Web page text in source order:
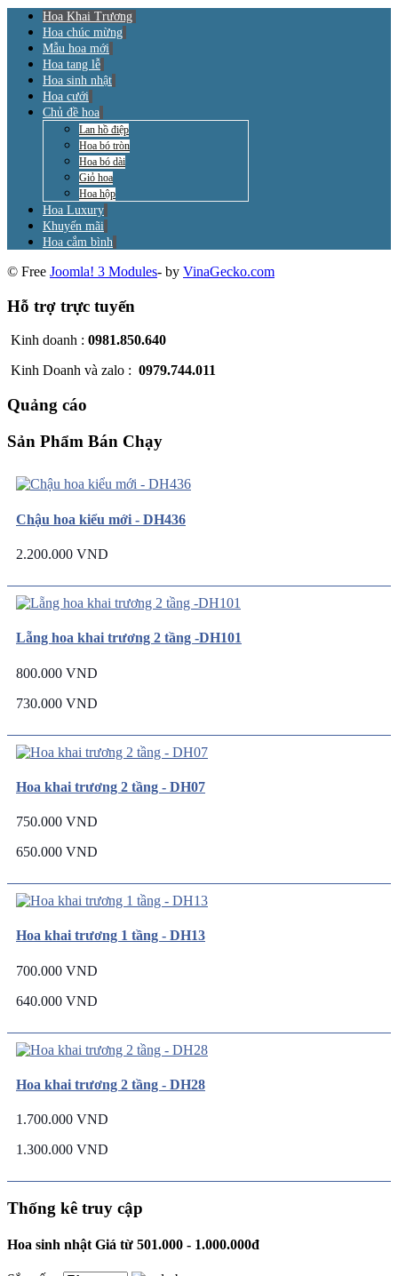
Hoa Khai Trương
Hoa chúc mừng
Mẫu hoa mới
Hoa tang lễ
Hoa sinh nhật
Hoa cưới
Chủ đề hoa
Lan hồ điệp
Hoa bó tròn
Hoa bó dài
Giỏ hoa
Hoa hộp
Hoa Luxury
Khuyến mãi
Hoa cắm bình
© Free Joomla! 3 Modules- by VinaGecko.com
Hỗ trợ trực tuyến
Kinh doanh : 0981.850.640
Kinh Doanh và zalo : 0979.744.011
Quảng cáo
Sản Phẩm Bán Chạy
Chậu hoa kiểu mới - DH436
2.200.000 VND
Lẵng hoa khai trương 2 tầng -DH101
800.000 VND
730.000 VND
Hoa khai trương 2 tầng - DH07
750.000 VND
650.000 VND
Hoa khai trương 1 tầng - DH13
700.000 VND
640.000 VND
Hoa khai trương 2 tầng - DH28
1.700.000 VND
1.300.000 VND
Thống kê truy cập
Hoa sinh nhật Giá từ 501.000 - 1.000.000đ